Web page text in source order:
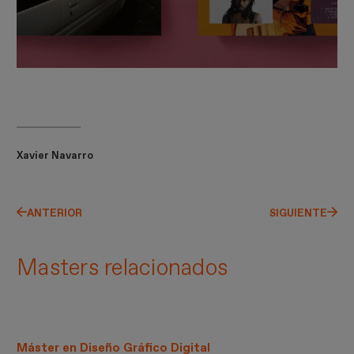
Xavier Navarro
ANTERIOR SIGUIENTE
Masters relacionados
Máster en Diseño Gráfico Digital